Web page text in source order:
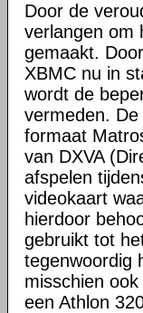
Door de
verlangen om
gemaakt.
XBMC nu in
wordt de
vermeden.
formaat
van DXVA
afspelen
videokaart
hierdoor
gebruikt tot
tegenwoordig
misschien
een Athlon